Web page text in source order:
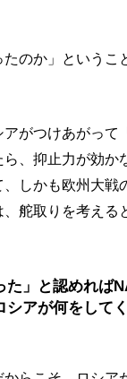
のか」というこ
がつけあがって
、抑止力が効か
しかも欧州大戦
舵取りを考える
た」と認めれば
アが何をして